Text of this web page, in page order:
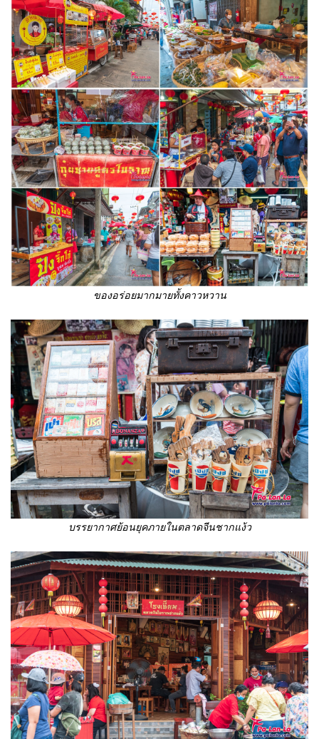
ของอร่อยมากมายทั้งคาวหวาน
บรรยากาศย้อนยุคภายในตลาดจีนชากแง้ว